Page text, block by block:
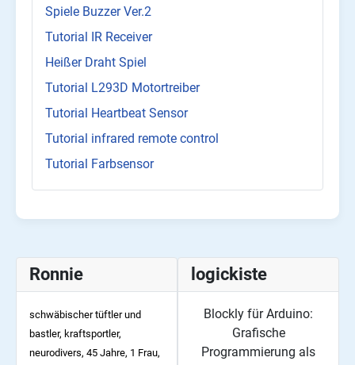
Spiele Buzzer Ver.2
Tutorial IR Receiver
Heißer Draht Spiel
Tutorial L293D Motortreiber
Tutorial Heartbeat Sensor
Tutorial infrared remote control
Tutorial Farbsensor
Ronnie
schwäbischer tüftler und
bastler, kraftsportler,
neurodivers, 45 Jahre, 1 Frau,
logickiste
Blockly für Arduino:
Grafische
Programmierung als